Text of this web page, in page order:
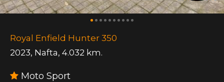
Royal Enfield Hunter 350
2023, Nafta, 4.032 km.
Moto Sport